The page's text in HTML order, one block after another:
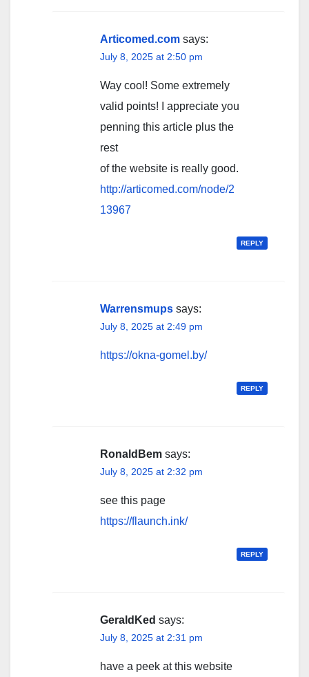
Articomed.com says:
July 8, 2025 at 2:50 pm
Way cool! Some extremely
valid points! I appreciate you
penning this article plus the
rest
of the website is really good.
http://articomed.com/node/2
13967
REPLY
Warrensmups says:
July 8, 2025 at 2:49 pm
https://okna-gomel.by/
REPLY
RonaldBem says:
July 8, 2025 at 2:32 pm
see this page
https://flaunch.ink/
REPLY
GeraldKed says:
July 8, 2025 at 2:31 pm
have a peek at this website